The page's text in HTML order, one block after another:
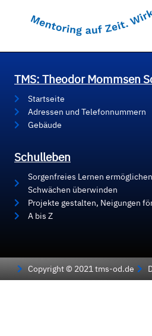
TMS: Theodor Mommsen
Startseite
Adressen und Telefonnummern
Gebäude
Schulleben
Sorgenfreies Lernen
Schwächen überwinden
Projekte gestalten, Neigungen
A bis Z
Copyright © 2021 tms-od.de